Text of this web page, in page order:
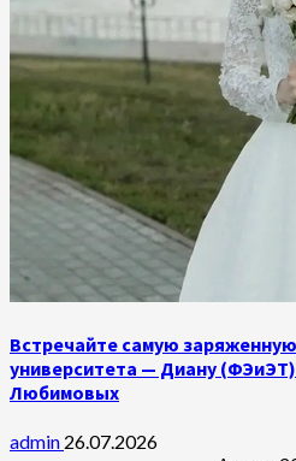
Встречайте самую
университета — Диану
Любимовых
admin 26.07.2026